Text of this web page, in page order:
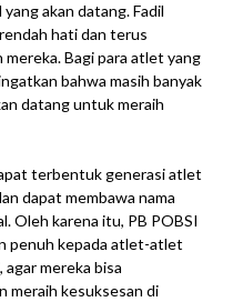
akan datang. Fadil
hati dan terus
Bagi para atlet yang
bahwa masih banyak
datang untuk meraih
terbentuk generasi atlet
dapat membawa nama
Oleh karena itu, PB POBSI
penuh kepada atlet-atlet
mereka bisa
meraih kesuksesan di